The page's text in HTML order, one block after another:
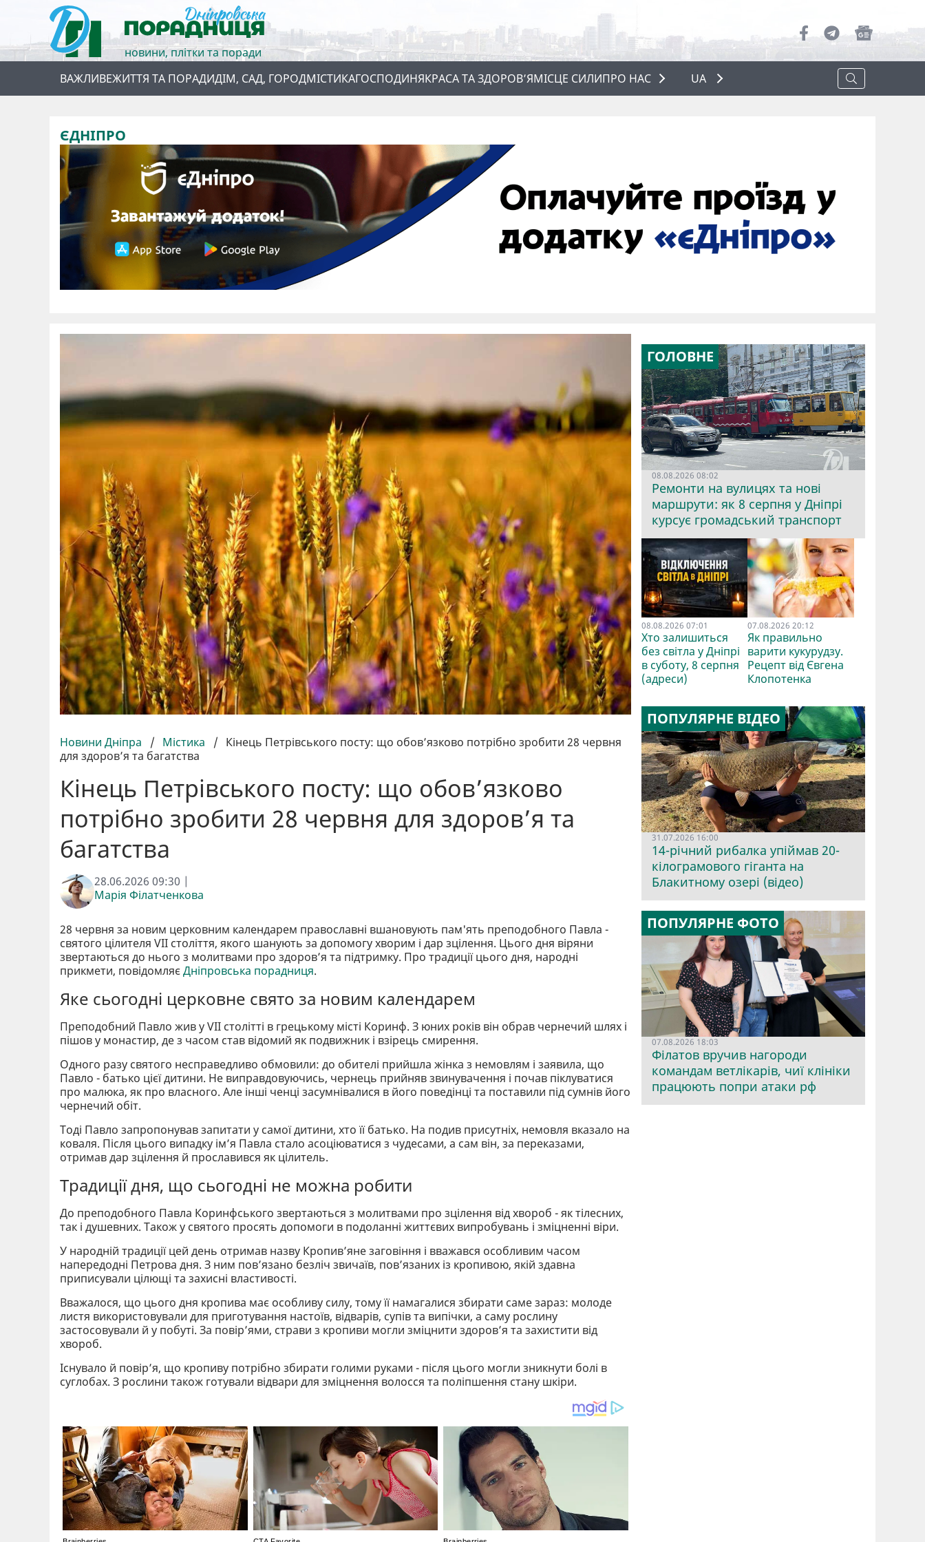
новини, плітки та поради
ВАЖЛИВЕЖИТТЯ ТА ПОРАДИДІМ, САД, ГОРОДМІСТИКАГОСПОДИНЯКРАСА ТА ЗДОРОВ’ЯМІСЦЕ СИЛИПРО НАС
ПРО НАС
UA
ЄДНІПРО
Новини Дніпра / Містика / Кінець Петрівського посту: що обов’язково потрібно зробити 28 червня
для здоров’я та багатства
Кінець Петрівського посту: що обов’язково
потрібно зробити 28 червня для здоров’я та
багатства
28.06.2026 09:30 |
Марія Філатченкова
28 червня за новим церковним календарем православні вшановують пам'ять преподобного Павла -
святого цілителя VII століття, якого шанують за допомогу хворим і дар зцілення. Цього дня віряни
звертаються до нього з молитвами про здоров’я та підтримку. Про традиції цього дня, народні
прикмети, повідомляєДніпровська порадниця.
Яке сьогодні церковне свято за новим календарем
Преподобний Павло жив у VII столітті в грецькому місті Коринф. З юних років він обрав чернечий шлях і
пішов у монастир, де з часом став відомий як подвижник і взірець смирення.
Одного разу святого несправедливо обмовили: до обителі прийшла жінка з немовлям і заявила, що
Павло - батько цієї дитини. Не виправдовуючись, чернець прийняв звинувачення і почав піклуватися
про малюка, як про власного. Але інші ченці засумнівалися в його поведінці та поставили під сумнів його
чернечий обіт.
Тоді Павло запропонував запитати у самої дитини, хто її батько. На подив присутніх, немовля вказало на
коваля. Після цього випадку ім’я Павла стало асоціюватися з чудесами, а сам він, за переказами,
отримав дар зцілення й прославився як цілитель.
Традиції дня, що сьогодні не можна робити
До преподобного Павла Коринфського звертаються з молитвами про зцілення від хвороб - як тілесних,
так і душевних. Також у святого просять допомоги в подоланні життєвих випробувань і зміцненні віри.
У народній традиції цей день отримав назву Кропив’яне заговіння і вважався особливим часом
напередодні Петрова дня. З ним пов’язано безліч звичаїв, пов’язаних із кропивою, якій здавна
приписували цілющі та захисні властивості.
Вважалося, що цього дня кропива має особливу силу, тому її намагалися збирати саме зараз: молоде
листя використовували для приготування настоїв, відварів, супів та випічки, а саму рослину
застосовували й у побуті. За повір’ями, страви з кропиви могли зміцнити здоров’я та захистити від
хвороб.
Існувало й повір’я, що кропиву потрібно збирати голими руками - після цього могли зникнути болі в
суглобах. З рослини також готували відвари для зміцнення волосся та поліпшення стану шкіри.
ГОЛОВНЕ
08.08.2026 08:02
Ремонти на вулицях та нові
маршрути: як 8 серпня у Дніпрі
курсує громадський транспорт
08.08.2026 07:01
Хто залишиться
без світла у Дніпрі
в суботу, 8 серпня
(адреси)
07.08.2026 20:12
Як правильно
варити кукурудзу.
Рецепт від Євгена
Клопотенка
ПОПУЛЯРНЕ ВІДЕО
31.07.2026 16:00
14-річний рибалка упіймав 20-
кілограмового гіганта на
Блакитному озері (відео)
ПОПУЛЯРНЕ ФОТО
07.08.2026 18:03
Філатов вручив нагороди
командам ветлікарів, чиї клініки
працюють попри атаки рф